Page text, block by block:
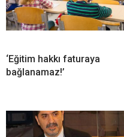
‘Eğitim hakkı faturaya
bağlanamaz!’